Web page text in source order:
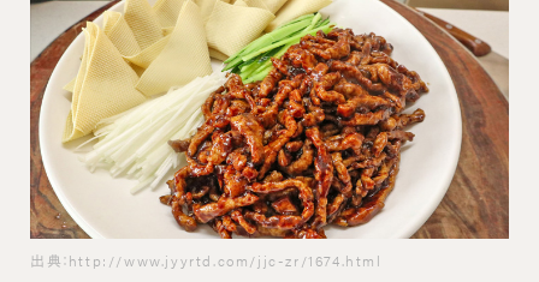
出典：http://www.jyyrtd.com/jjc-zr/1674.html